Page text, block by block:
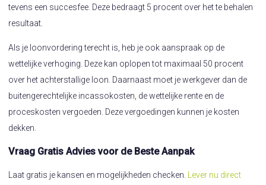
tevens een succesfee. Deze bedraagt 5 procent over het te behalen
resultaat.
Als je loonvordering terecht is, heb je ook aanspraak op de
wettelijke verhoging. Deze kan oplopen tot maximaal 50 procent
over het achterstallige loon. Daarnaast moet je werkgever dan de
buitengerechtelijke incassokosten, de wettelijke rente en de
proceskosten vergoeden. Deze vergoedingen kunnen je kosten
dekken.
Vraag Gratis Advies voor de Beste Aanpak
Laat gratis je kansen en mogelijkheden checken.
Lever nu direct